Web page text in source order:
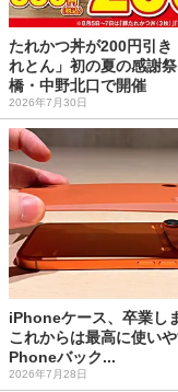
たれかつ丼が200円引き
れとん」初の夏の感謝
橋・中野北口で開催
2026年7月30日
iPhoneケース、卒業し
これからは最高に使い
Phoneバック...
2026年7月28日